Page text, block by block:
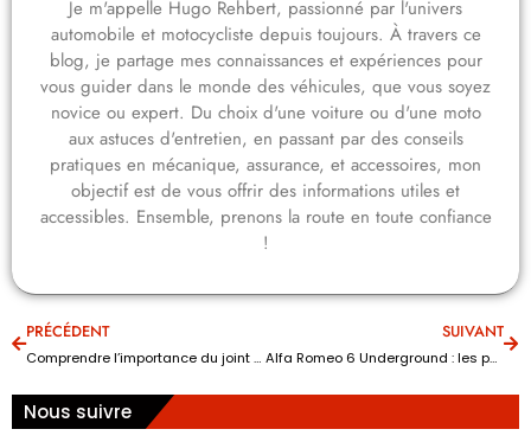
Je m'appelle Hugo Rehbert, passionné par l'univers
automobile et motocycliste depuis toujours. À travers ce
blog, je partage mes connaissances et expériences pour
vous guider dans le monde des véhicules, que vous soyez
novice ou expert. Du choix d'une voiture ou d'une moto
aux astuces d'entretien, en passant par des conseils
pratiques en mécanique, assurance, et accessoires, mon
objectif est de vous offrir des informations utiles et
accessibles. Ensemble, prenons la route en toute confiance
!
PRÉCÉDENT
Comprendre l’importance du joint d’échappement pour éviter les fuites moteurs
SUIVANT
Alfa Romeo 6 Underground : les performances et aspects clés du film
Nous suivre